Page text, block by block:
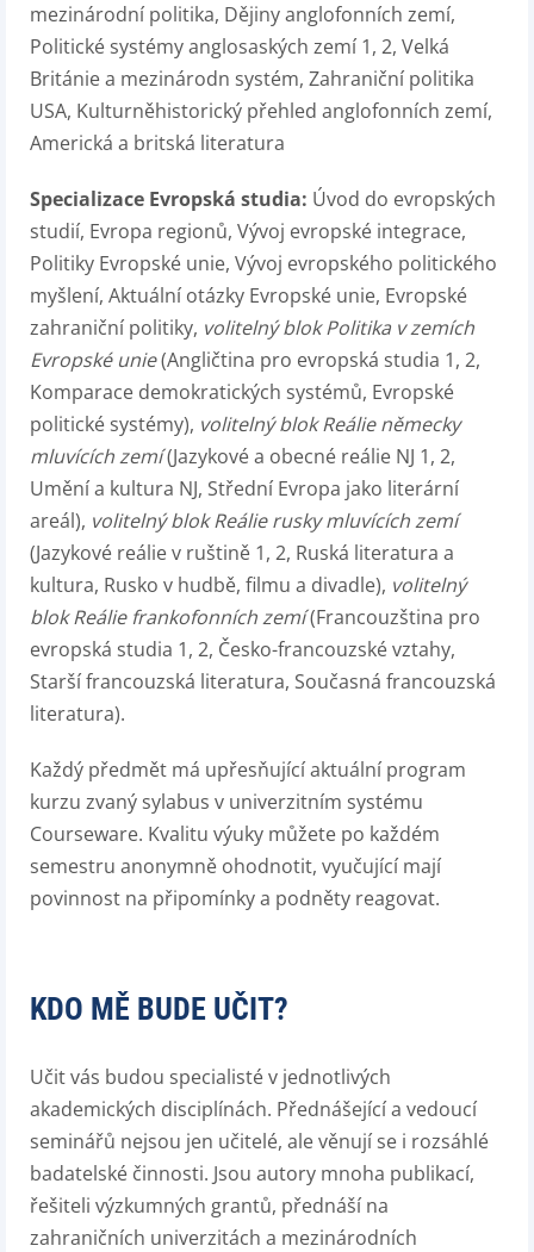
mezinárodní politika, Dějiny anglofonních zemí,
Politické systémy anglosaských zemí 1, 2, Velká
Británie a mezinárodn systém, Zahraniční politika
USA, Kulturněhistorický přehled anglofonních zemí,
Americká a britská literatura
Specializace Evropská studia: Úvod do evropských
studií, Evropa regionů, Vývoj evropské integrace,
Politiky Evropské unie, Vývoj evropského politického
myšlení, Aktuální otázky Evropské unie, Evropské
zahraniční politiky, volitelný blok Politika v zemích
Evropské unie(Angličtina pro evropská studia 1, 2,
Komparace demokratických systémů, Evropské
politické systémy), volitelný blok Reálie německy
mluvících zemí(Jazykové a obecné reálie NJ 1, 2,
Umění a kultura NJ, Střední Evropa jako literární
areál), volitelný blok Reálie rusky mluvících zemí
(Jazykové reálie v ruštině 1, 2, Ruská literatura a
kultura, Rusko v hudbě, filmu a divadle), volitelný
blok Reálie frankofonních zemí(Francouzština pro
evropská studia 1, 2, Česko-francouzské vztahy,
Starší francouzská literatura, Současná francouzská
literatura).
Každý předmět má upřesňující aktuální program
kurzu zvaný sylabus v univerzitním systému
Courseware. Kvalitu výuky můžete po každém
semestru anonymně ohodnotit, vyučující mají
povinnost na připomínky a podněty reagovat.
KDO MĚ BUDE UČIT?
Učit vás budou specialisté v jednotlivých
akademických disciplínách. Přednášející a vedoucí
seminářů nejsou jen učitelé, ale věnují se i rozsáhlé
badatelské činnosti. Jsou autory mnoha publikací,
řešiteli výzkumných grantů, přednáší na
zahraničních univerzitách a mezinárodních